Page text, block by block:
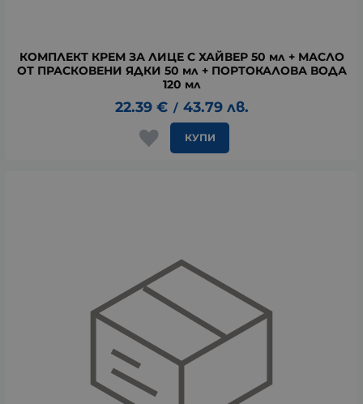
КОМПЛЕКТ КРЕМ ЗА ЛИЦЕ С ХАЙВЕР 50 мл + МАСЛО
ОТ ПРАСКОВЕНИ ЯДКИ 50 мл + ПОРТОКАЛОВА ВОДА
120 мл
22.39 € / 43.79 лв.
КУПИ